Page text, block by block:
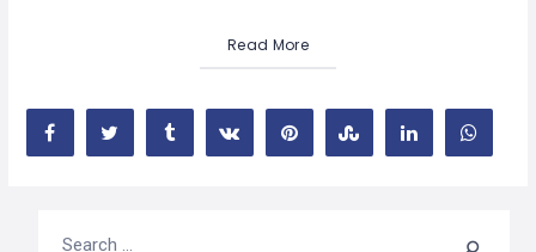
Read More